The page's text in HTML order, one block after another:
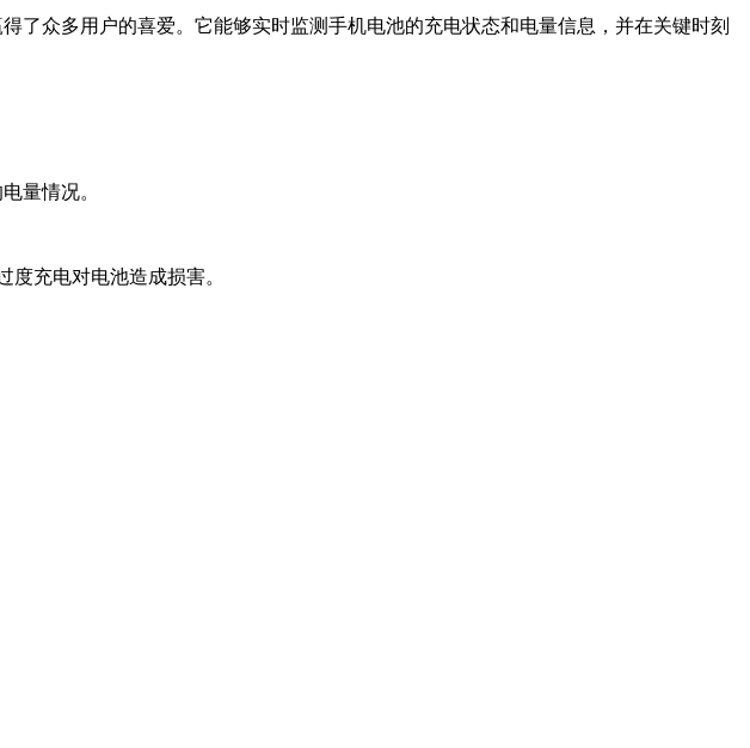
了众多用户的喜爱。它能够实时监测手机电池的充电状态和电量信息，并在关键时刻
量情况。
充电对电池造成损害。